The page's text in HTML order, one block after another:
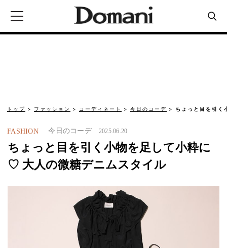
トップ ファッション コーディネート 今日のコーデ ちょっと目を引
FASHION 今日のコーデ 2025.06.20
ちょっと目を引く小物を足して小粋に
♡ 大人の微糖デニムスタイル